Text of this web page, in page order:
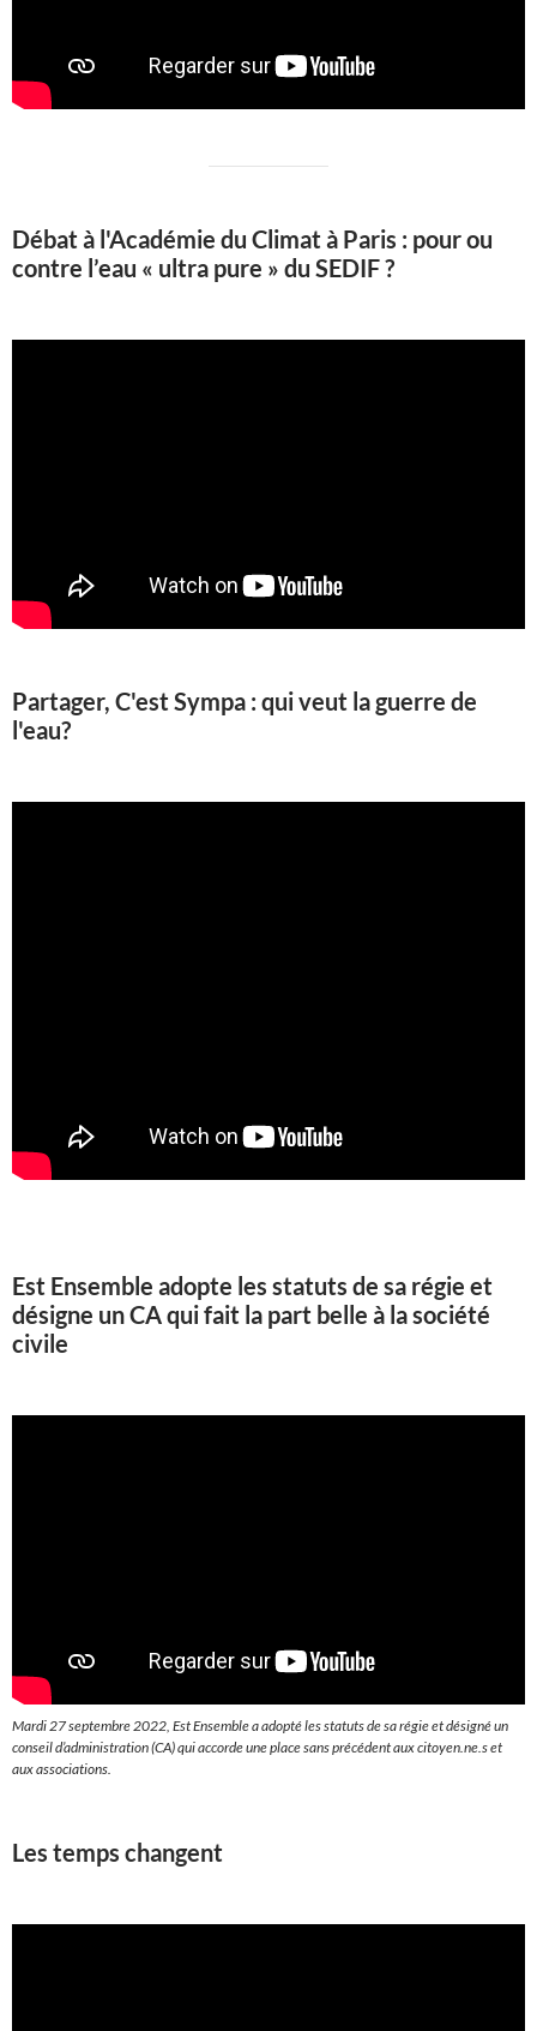
Débat à l'Académie du Climat à Paris : pour ou
contre l’eau « ultra pure » du SEDIF ?
Partager, C'est Sympa : qui veut la guerre de
l'eau?
Est Ensemble adopte les statuts de sa régie et
désigne un CA qui fait la part belle à la société
civile
Mardi 27 septembre 2022, Est Ensemble a adopté les statuts de sa régie et désigné un
conseil d’administration (CA) qui accorde une place sans précédent aux citoyen.ne.s et
aux associations.
Les temps changent